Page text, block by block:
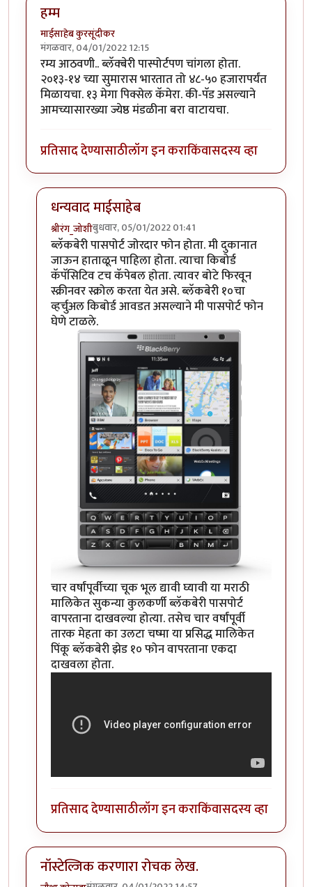
हम्म
माईसाहेब कुरसूंदीकर
मंगळवार, 04/01/2022 12:15
रम्य आठवणी.. ब्लॅक्बेरी पास्पोर्टपण चांगला होता.
२०१३-१४ च्या सुमारास भारतात तो ४८-५० हजारापर्यंत
मिळायचा. १३ मेगा पिक्सेल कॅमेरा. की-पॅड असल्याने
आमच्यासारख्या ज्येष्ठ मंडळीना बरा वाटायचा.
प्रतिसाद देण्यासाठीलॉग इन कराकिंवासदस्य व्हा
धन्यवाद माईसाहेब
श्रीरंग_जोशीबुधवार, 05/01/2022 01:41
In reply toहम्मbyमाईसाहेब कुरसूंदीकर
ब्लॅकबेरी पासपोर्ट जोरदार फोन होता. मी दुकानात
जाऊन हाताळून पाहिला होता. त्याचा किबोर्ड
कॅपॅसिटिव टच कॅपेबल होता. त्यावर बोटे फिरवून
स्क्रीनवर स्क्रोल करता येत असे. ब्लॅकबेरी १०चा
व्हर्चुअल किबोर्ड आवडत असल्याने मी पासपोर्ट फोन
घेणे टाळले.
चार वर्षांपूर्वीच्या चूक भूल द्यावी घ्यावी या मराठी
मालिकेत सुकन्या कुलकर्णी ब्लॅकबेरी पासपोर्ट
वापरताना दाखवल्या होत्या. तसेच चार वर्षांपूर्वी
तारक मेहता का उलटा चष्मा या प्रसिद्ध मालिकेत
पिंकू ब्लॅकबेरी झेड १० फोन वापरताना एकदा
दाखवला होता.
प्रतिसाद देण्यासाठीलॉग इन कराकिंवासदस्य व्हा
नॉस्टेल्जिक करणारा रोचक लेख.